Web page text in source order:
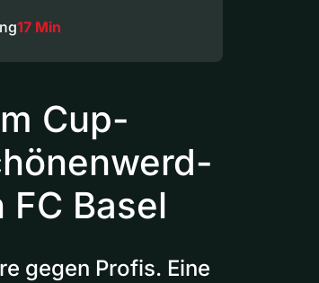
17 Min
Cup-
Basel
gegen Profis. Eine